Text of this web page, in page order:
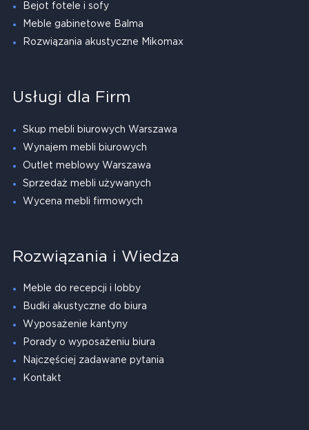
Bejot fotele i sofy
Meble gabinetowe Balma
Rozwiązania akustyczne Mikomax
Usługi dla Firm
Skup mebli biurowych Warszawa
Wynajem mebli biurowych
Outlet meblowy Warszawa
Sprzedaż mebli używanych
Wycena mebli firmowych
Rozwiązania i Wiedza
Meble do recepcji i lobby
Budki akustyczne do biura
Wyposażenie kantyny
Porady o wyposażeniu biura
Najczęściej zadawane pytania
Kontakt